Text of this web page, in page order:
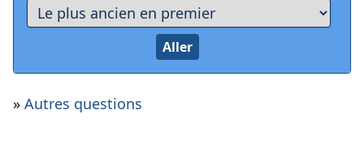
» Autres questions